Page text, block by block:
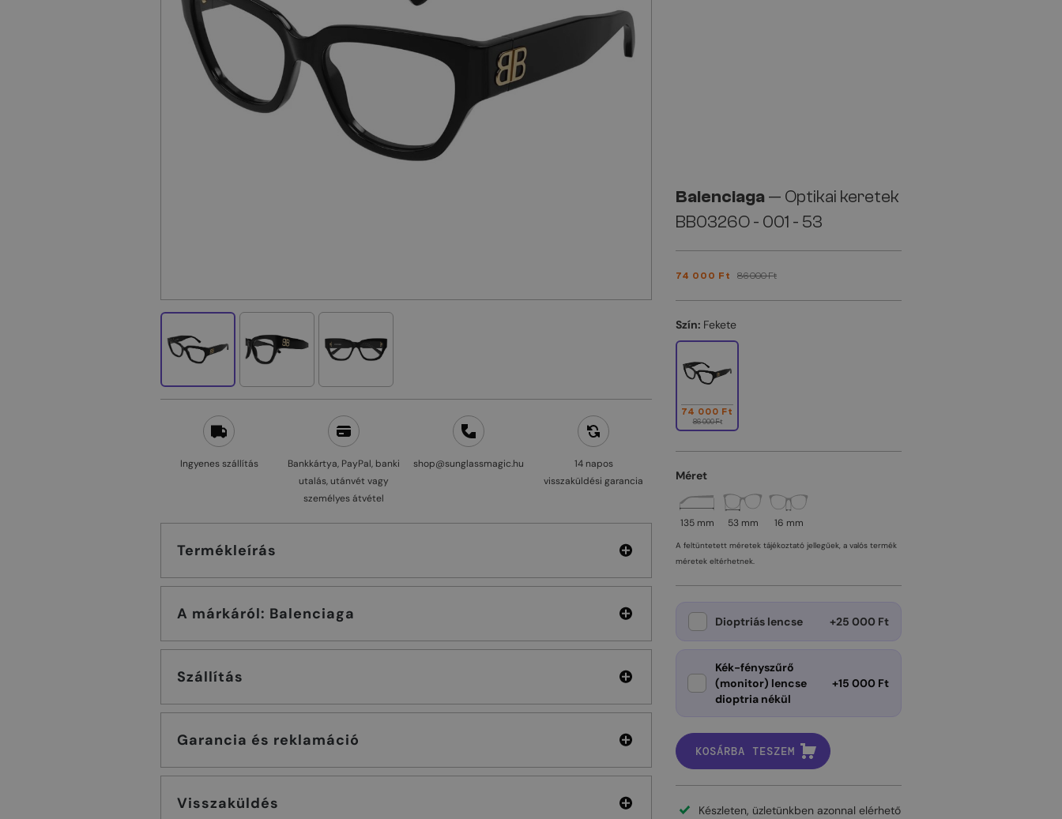
Ingyenes szállítás
Bankkártya, PayPal, banki
utalás, utánvét vagy
személyes átvétel
shop@sunglassmagic.hu
14 napos
visszaküldési garancia
Termékleírás
A márkáról: Balenciaga
Szállítás
Garancia és reklamáció
Visszaküldés
Balenciaga— Optikai keretek
BB0326O - 001 - 53
74 000 Ft 86 000 Ft
Szín: Fekete
74 000 Ft
86 000 Ft
Méret
135 mm 53 mm 16 mm
A feltüntetett méretek tájékoztató jellegűek, a valós termék
méretek eltérhetnek.
Dioptriás lencse +25 000 Ft
Kék-fényszűrő
(monitor) lencse
dioptria nékül
+15 000 Ft
KOSÁRBA TESZEM
Készleten, üzletünkben azonnal elérhető